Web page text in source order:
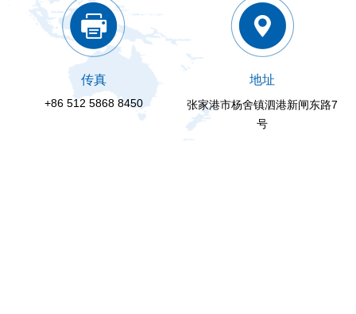
传真
+86 512 5868 8450
地址
张家港市杨舍镇泗港新闸东路7
号